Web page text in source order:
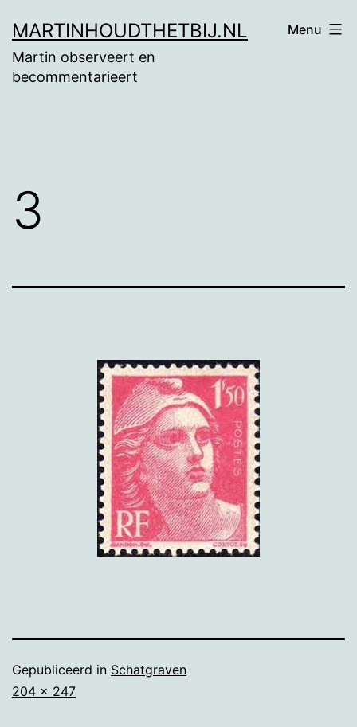
naar
de
MARTINHOUDTHETBIJ.NL
Martin observeert en
becommentarieert
Menu
3
Gepubliceerd in Schatgraven
Volledige
204 × 247